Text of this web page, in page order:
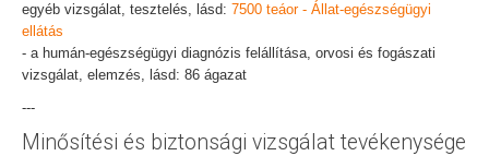
egyéb vizsgálat, tesztelés, lásd: 7500 teáor - Állat-egészségügyi
ellátás
- a humán-egészségügyi diagnózis felállítása, orvosi és fogászati
vizsgálat, elemzés, lásd: 86 ágazat
---
Minősítési és biztonsági vizsgálat tevékenysége